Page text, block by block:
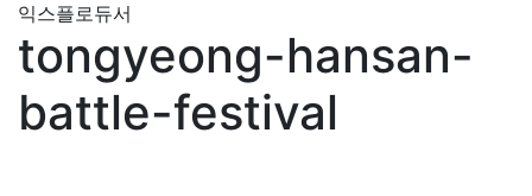
익스플로듀서
tongyeong-hansan-
battle-festival